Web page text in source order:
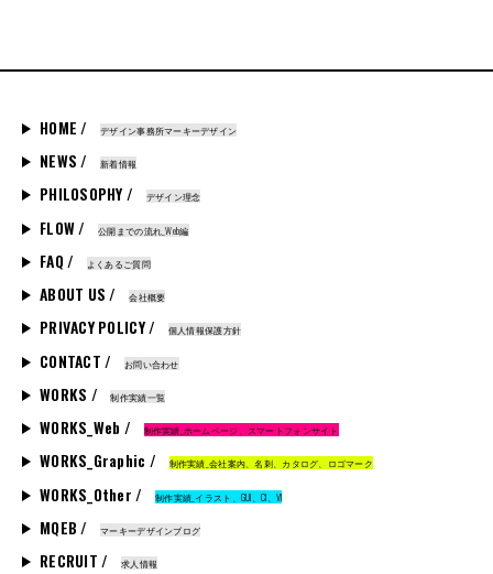
HOME / デザイン事務所マーキーデザイン
NEWS / 新着情報
PHILOSOPHY / デザイン理念
FLOW / 公開までの流れ_Web編
FAQ / よくあるご質問
ABOUT US / 会社概要
PRIVACY POLICY / 個人情報保護方針
CONTACT / お問い合わせ
WORKS / 制作実績一覧
WORKS_Web / 制作実績_ホームページ、スマートフォンサイト
WORKS_Graphic / 制作実績_会社案内、名刺、カタログ、ロゴマーク
WORKS_Other / 制作実績_イラスト、GUI、CI、VI
MQEB / マーキーデザインブログ
RECRUIT / 求人情報